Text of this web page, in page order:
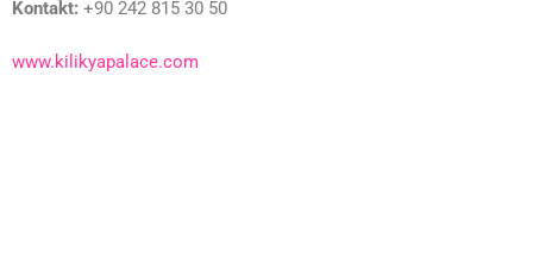
Kontakt: +90 242 815 30 50
www.kilikyapalace.com